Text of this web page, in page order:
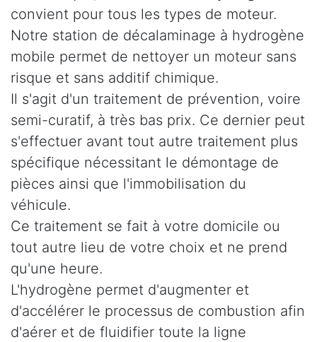
convient pour tous les types de moteur.
Notre station de décalaminage à hydrogène
mobile permet de nettoyer un moteur sans
risque et sans additif chimique.
Il s'agit d'un traitement de prévention, voire
semi-curatif, à très bas prix. Ce dernier peut
s'effectuer avant tout autre traitement plus
spécifique nécessitant le démontage de
pièces ainsi que l'immobilisation du
véhicule.
Ce traitement se fait à votre domicile ou
tout autre lieu de votre choix et ne prend
qu'une heure.
L'hydrogène permet d'augmenter et
d'accélérer le processus de combustion afin
d'aérer et de fluidifier toute la ligne